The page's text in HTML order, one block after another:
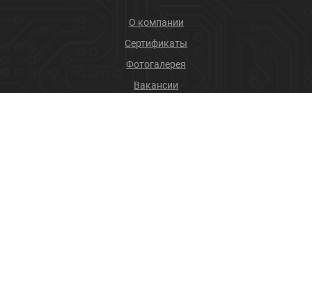
О компании
Сертификаты
Фотогалерея
Вакансии